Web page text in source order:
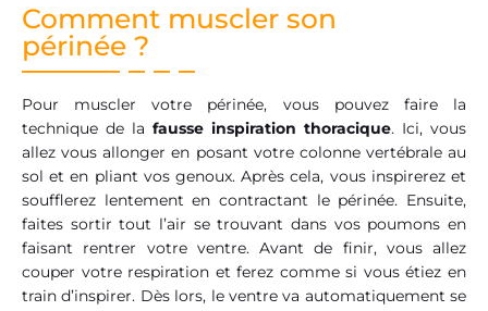
Comment muscler son
périnée ?
Pour muscler votre périnée, vous pouvez faire la
technique de la fausse inspiration thoracique. Ici, vous
allez vous allonger en posant votre colonne vertébrale au
sol et en pliant vos genoux. Après cela, vous inspirerez et
soufflerez lentement en contractant le périnée. Ensuite,
faites sortir tout l’air se trouvant dans vos poumons en
faisant rentrer votre ventre. Avant de finir, vous allez
couper votre respiration et ferez comme si vous étiez en
train d’inspirer. Dès lors, le ventre va automatiquement se